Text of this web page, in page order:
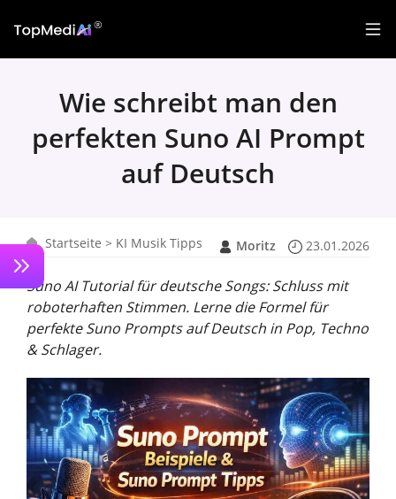
Wie schreibt man den
perfekten Suno AI Prompt
auf Deutsch
Startseite > KI Musik Tipps Moritz 23.01.2026
Suno AI Tutorial für deutsche Songs: Schluss mit
roboterhaften Stimmen. Lerne die Formel für
perfekte Suno Prompts auf Deutsch in Pop, Techno
& Schlager.